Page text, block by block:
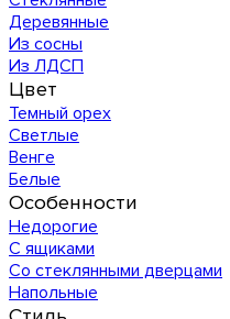
Деревянные
Из сосны
Из ЛДСП
Цвет
Темный орех
Светлые
Венге
Белые
Особенности
Недорогие
С ящиками
Со стеклянными дверцами
Напольные